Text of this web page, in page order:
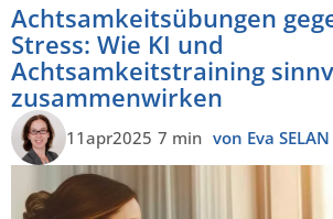
Achtsamkeitsübungen
Stress: Wie KI und
Achtsamkeitstraining
zusammenwirken
11apr2025 7 min von Eva SELAN